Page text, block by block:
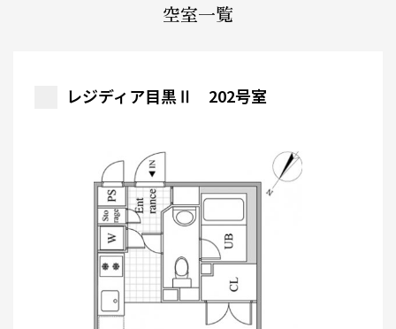
空室一覧
レジディア目黒Ⅱ 202号室